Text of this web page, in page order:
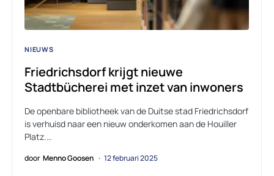
NIEUWS
Friedrichsdorf krijgt nieuwe
Stadtbücherei met inzet van inwoners
De openbare bibliotheek van de Duitse stad Friedrichsdorf
is verhuisd naar een nieuw onderkomen aan de Houiller
Platz.…
door Menno Goosen 12 februari 2025